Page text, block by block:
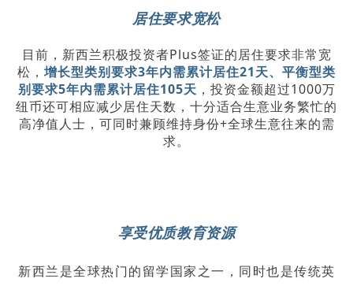
居住要求宽松
目前，新西兰积极投资者Plus签证的居住要求非常宽
松， 增长型类别要求3年内需累计居住21天、平衡型类
别要求5年内需累计居住105天 ，投资金额超过1000万
纽币还可相应减少居住天数，十分适合生意业务繁忙的
高净值人士，可同时兼顾维持身份+全球生意往来的需
求。
享受优质教育资源
新西兰是全球热门的留学国家之一，同时也是传统英